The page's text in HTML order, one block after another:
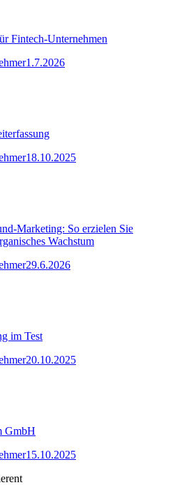
Fintech-Unternehmen
1.7.2026
18.10.2025
Marketing: So erzielen Sie
Wachstum
29.6.2026
im Test
20.10.2025
GmbH
15.10.2025